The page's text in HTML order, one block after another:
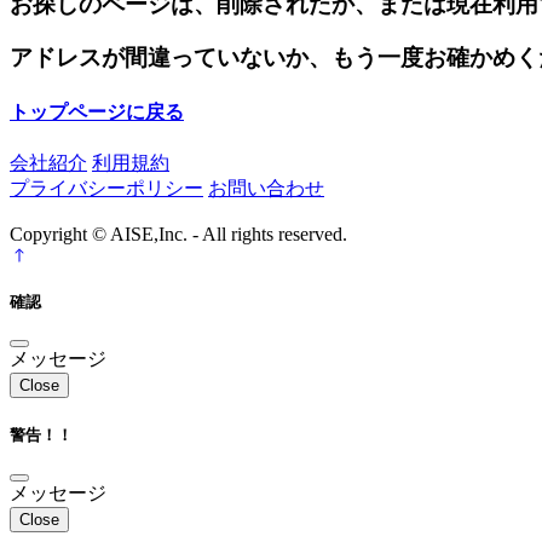
アドレスが間違っていないか、もう一度お確かめ
トップページに戻る
会社紹介 利用規約
プライバシーポリシー お問い合わせ
Copyright © AISE,Inc. - All rights reserved.
確認
メッセージ
Close
警告！！
メッセージ
Close